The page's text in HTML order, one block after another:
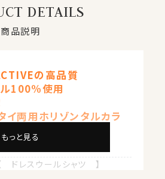
DETAILS
商品説明
の高品質
100%使用
イ両用ホリゾンタルカラ
ドレスウールシャツ 】
もっと見る